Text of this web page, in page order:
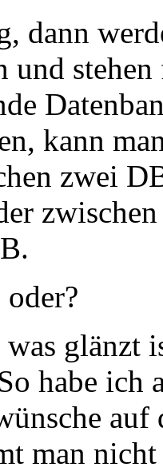
dann
und
kann
zwei
glänzt
habe ich
man